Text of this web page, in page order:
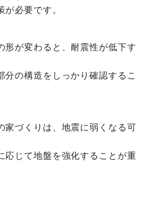
必要です。
形が変わると、耐震性が低下す
分の構造をしっかり確認するこ
家づくりは、地震に弱くなる可
応じて地盤を強化することが重